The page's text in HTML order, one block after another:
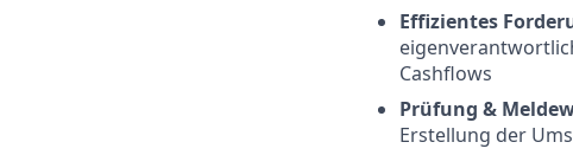
Effizientes
Cashflows
Prüfung &
Erstellung der